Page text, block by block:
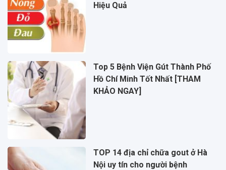
Hiệu Quả
Top 5 Bệnh Viện Gút Thành Phố
Hồ Chí Minh Tốt Nhất [THAM
KHẢO NGAY]
TOP 14 địa chỉ chữa gout ở Hà
Nội uy tín cho người bệnh